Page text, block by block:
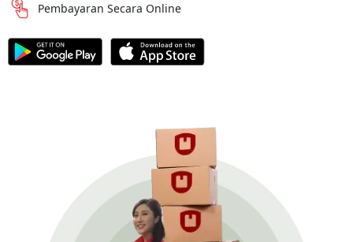
Pembayaran Secara Online